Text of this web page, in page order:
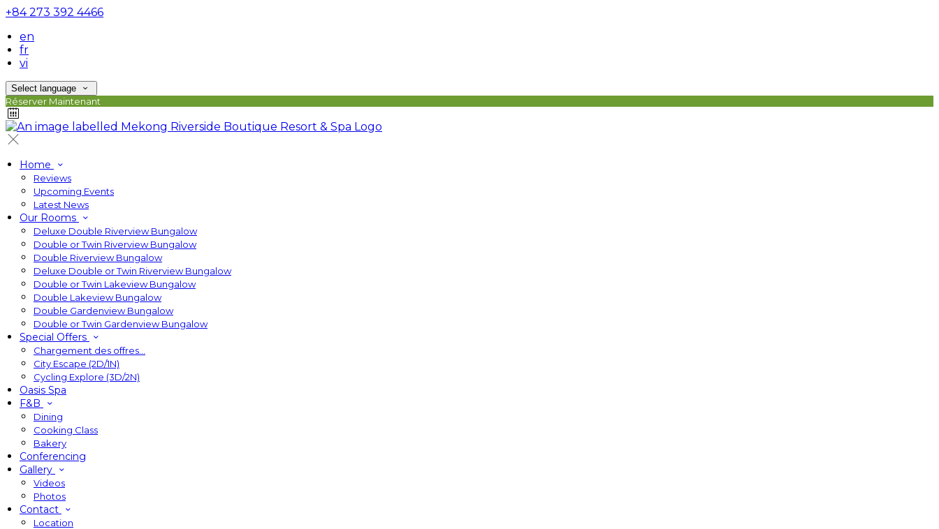
+84 273 392 4466
en
fr
vi
Select language
Réserver Maintenant
Home
Reviews
Upcoming Events
Latest News
Our Rooms
Deluxe Double Riverview Bungalow
Double or Twin Riverview Bungalow
Double Riverview Bungalow
Deluxe Double or Twin Riverview Bungalow
Double or Twin Lakeview Bungalow
Double Lakeview Bungalow
Double Gardenview Bungalow
Double or Twin Gardenview Bungalow
Special Offers
Chargement des offres…
City Escape (2D/1N)
Cycling Explore (3D/2N)
Oasis Spa
F&B
Dining
Cooking Class
Bakery
Conferencing
Gallery
Videos
Photos
Contact
Location